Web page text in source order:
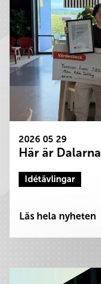
2026 05 29
Här är
Idétävlingar
Läs hela nyheten